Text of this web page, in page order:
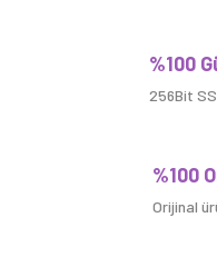
%100
256Bit
%100
Orijinal